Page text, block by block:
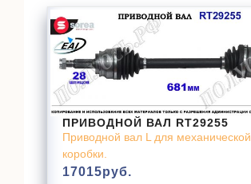
ПРИВОДНОЙ ВАЛ RT29255
Приводной вал L для механической
коробки.
17015руб.